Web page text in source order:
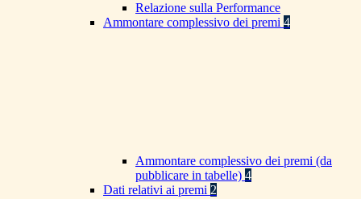
Relazione sulla Performance
Ammontare complessivo dei premi 4
Ammontare complessivo dei premi (da
pubblicare in tabelle) 4
Dati relativi ai premi 2